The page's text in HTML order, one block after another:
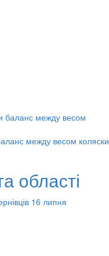
между весом коляски
області
16 липня